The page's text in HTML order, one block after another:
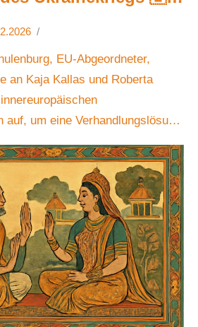
EU-Abgeordneter,
an Kaja Kallas und Roberta
auf, um eine Verhandlungslösung